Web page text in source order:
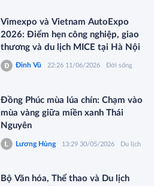
Vimexpo và Vietnam AutoExpo
2026: Điểm hẹn công nghiệp, giao
thương và du lịch MICE tại Hà Nội
Đình Vũ 22:26 11/06/2026 Đời sống
Đồng Phúc mùa lúa chín: Chạm vào
mùa vàng giữa miền xanh Thái
Nguyên
Lương Hùng 13:29 30/05/2026 Du lịch
Bộ Văn hóa, Thể thao và Du lịch